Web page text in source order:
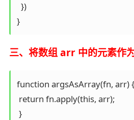
  })
}
三、将数组 arr 中的元素作
function argsAsArray(fn, arr) {
return fn.apply(this, arr);
}